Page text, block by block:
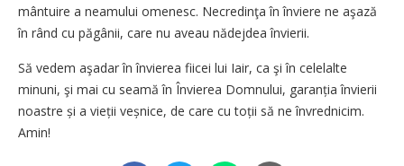
mântuire a neamului omenesc. Necredinţa în înviere ne aşază
în rând cu păgânii, care nu aveau nădejdea învierii.
Să vedem aşadar în învierea fiicei lui Iair, ca şi în celelalte
minuni, şi mai cu seamă în Învierea Domnului, garanția învierii
noastre și a vieții veșnice, de care cu toții să ne învrednicim.
Amin!